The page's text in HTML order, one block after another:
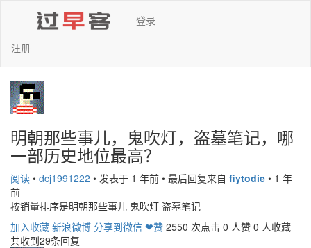
登录
注册
明朝那些事儿，鬼吹灯，盗墓笔记，哪
一部历史地位最高？
阅读 • dcj1991222 • 发表于 1 年前 • 最后回复来自 fiytodie • 1 年
前
按销量排序是明朝那些事儿 鬼吹灯 盗墓笔记
加入收藏 新浪微博 分享到微信 ❤赞 2550 次点击 0 人赞 0 人收藏
共收到29条回复